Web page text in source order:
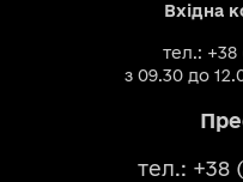
Вхідна
тел.: +38
з 09.30 до
тел.: +38